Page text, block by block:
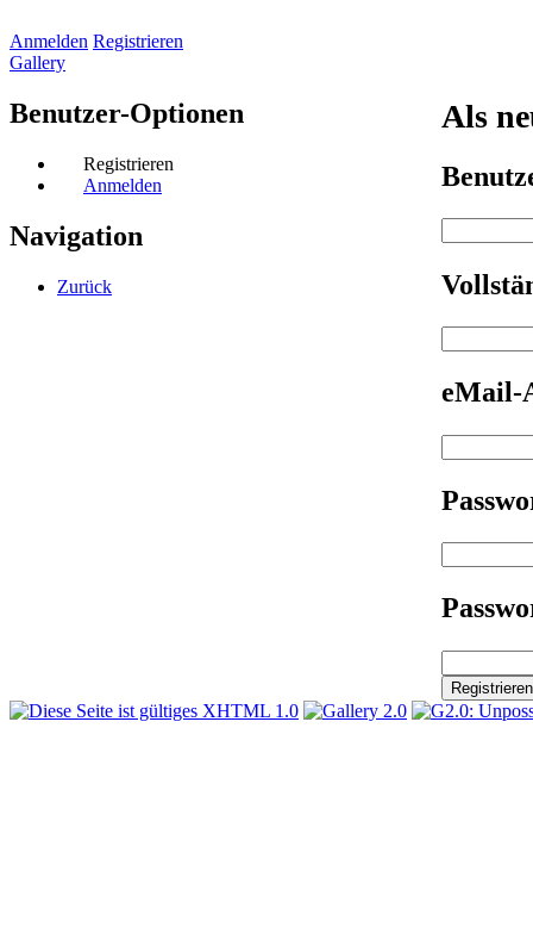
Anmelden Registrieren
Gallery
Benutzer-Optionen
Registrieren
Anmelden
Navigation
Zurück
Als
eMail-